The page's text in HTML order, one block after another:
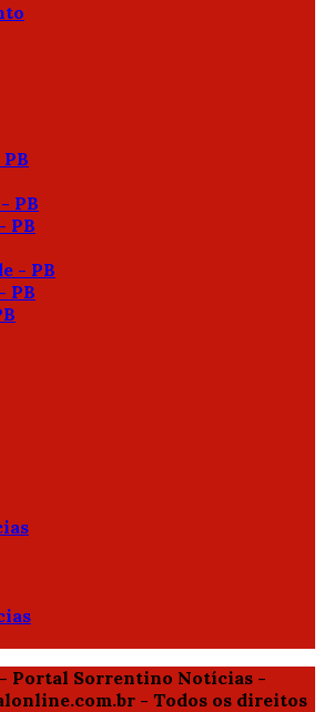
PB
PB
- PB
PB
Portal Sorrentino Notícias -
- Todos os direitos